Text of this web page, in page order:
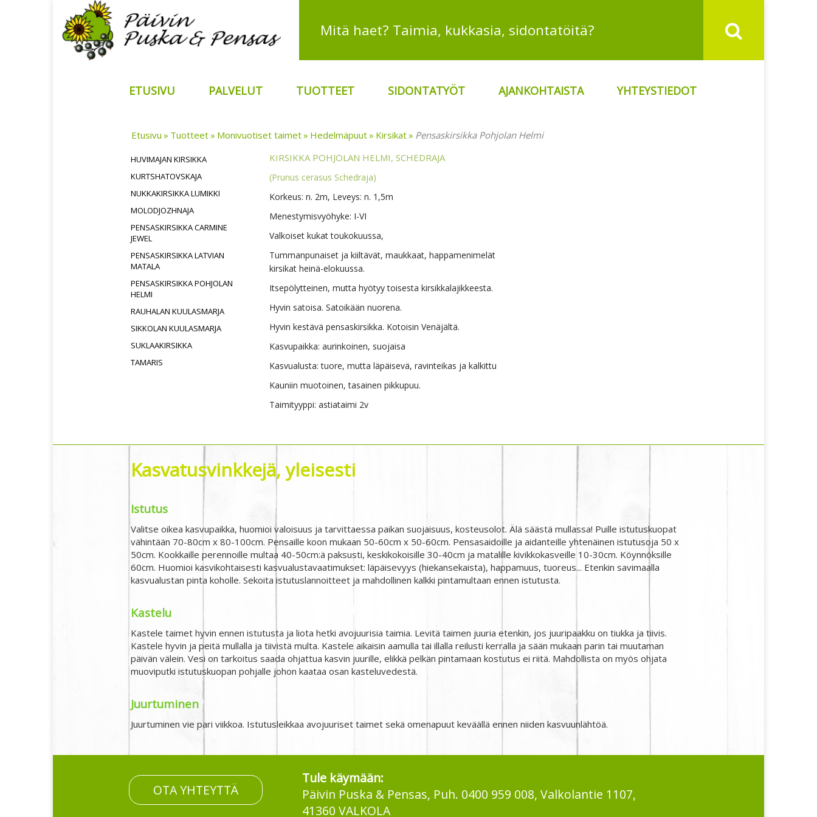
ETUSIVU PALVELUT TUOTTEET SIDONTATYÖT AJANKOHTAISTA YHTEYSTIEDOT
Etusivu Tuotteet Monivuotiset taimet Hedelmäpuut Kirsikat Pensaskirsikka Pohjolan Helmi
HUVIMAJAN KIRSIKKA
KURTSHATOVSKAJA
NUKKAKIRSIKKA LUMIKKI
MOLODJOZHNAJA
PENSASKIRSIKKA CARMINE
JEWEL
PENSASKIRSIKKA LATVIAN
MATALA
PENSASKIRSIKKA POHJOLAN
HELMI
RAUHALAN KUULASMARJA
SIKKOLAN KUULASMARJA
SUKLAAKIRSIKKA
TAMARIS
KIRSIKKA POHJOLAN HELMI, SCHEDRAJA
(Prunus cerasus Schedraja)
Korkeus: n. 2m, Leveys: n. 1,5m
Menestymisvyöhyke: I-VI
Valkoiset kukat toukokuussa,
Tummanpunaiset ja kiiltävät, maukkaat, happamenimelät
kirsikat heinä-elokuussa.
Itsepölytteinen, mutta hyötyy toisesta kirsikkalajikkeesta.
Hyvin satoisa. Satoikään nuorena.
Hyvin kestävä pensaskirsikka. Kotoisin Venäjältä.
Kasvupaikka: aurinkoinen, suojaisa
Kasvualusta: tuore, mutta läpäisevä, ravinteikas ja kalkittu
Kauniin muotoinen, tasainen pikkupuu.
Taimityyppi: astiataimi 2v
Kasvatusvinkkejä, yleisesti
Istutus
Valitse oikea kasvupaikka, huomioi valoisuus ja tarvittaessa paikan suojaisuus, kosteusolot. Älä säästä mullassa! Puille istutuskuopat
vähintään 70-80cm x 80-100cm. Pensaille koon mukaan 50-60cm x 50-60cm. Pensasaidoille ja aidanteille yhtenäinen istutusoja 50 x
50cm. Kookkaille perennoille multaa 40-50cm:ä paksusti, keskikokoisille 30-40cm ja matalille kivikkokasveille 10-30cm. Köynnöksille
60cm. Huomioi kasvikohtaisesti kasvualustavaatimukset: läpäisevyys (hiekansekaista), happamuus, tuoreus... Etenkin savimaalla
kasvualustan pinta koholle. Sekoita istutuslannoitteet ja mahdollinen kalkki pintamultaan ennen istutusta.
Kastelu
Kastele taimet hyvin ennen istutusta ja liota hetki avojuurisia taimia. Levitä taimen juuria etenkin, jos juuripaakku on tiukka ja tiivis.
Kastele hyvin ja peitä mullalla ja tiivistä multa. Kastele aikaisin aamulla tai illalla reilusti kerralla ja sään mukaan parin tai muutaman
päivän välein. Vesi on tarkoitus saada ohjattua kasvin juurille, elikkä pelkän pintamaan kostutus ei riitä. Mahdollista on myös ohjata
muoviputki istutuskuopan pohjalle johon kaataa osan kasteluvedestä.
Juurtuminen
Juurtuminen vie pari viikkoa. Istutusleikkaa avojuuriset taimet sekä omenapuut keväällä ennen niiden kasvuunlähtöä.
OTA YHTEYTTÄ
Tule käymään:
Päivin Puska & Pensas, Puh. 0400 959 008, Valkolantie 1107,
41360 VALKOLA